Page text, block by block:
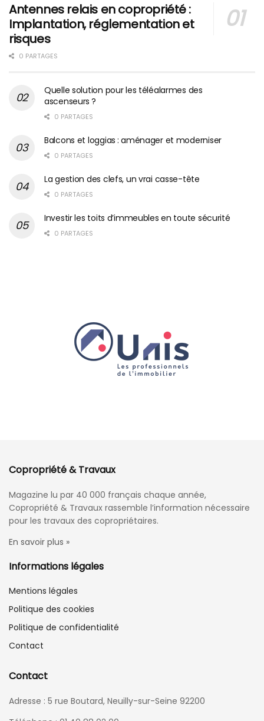
Antennes relais en copropriété :
Implantation, réglementation et
risques
0 PARTAGES
Quelle solution pour les téléalarmes des
ascenseurs ?
0 PARTAGES
Balcons et loggias : aménager et moderniser
0 PARTAGES
La gestion des clefs, un vrai casse-tête
0 PARTAGES
Investir les toits d’immeubles en toute sécurité
0 PARTAGES
Copropriété & Travaux
Magazine lu par 40 000 français chaque année,
Copropriété & Travaux rassemble l’information nécessaire
pour les travaux des copropriétaires.
En savoir plus »
Informations légales
Mentions légales
Politique des cookies
Politique de confidentialité
Contact
Contact
Adresse : 5 rue Boutard, Neuilly-sur-Seine 92200